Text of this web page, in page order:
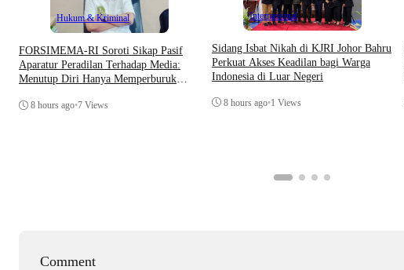
Hukum & Kriminal
​FORSIMEMA-RI Soroti Sikap Pasif
Aparatur Peradilan Terhadap Media:
Menutup Diri Hanya Memperburuk
8 hours ago•7 Views
Internasional
Sidang Isbat Nikah di KJRI Johor Bahru
Perkuat Akses Keadilan bagi Warga
Indonesia di Luar Negeri
8 hours ago•1 Views
Comment